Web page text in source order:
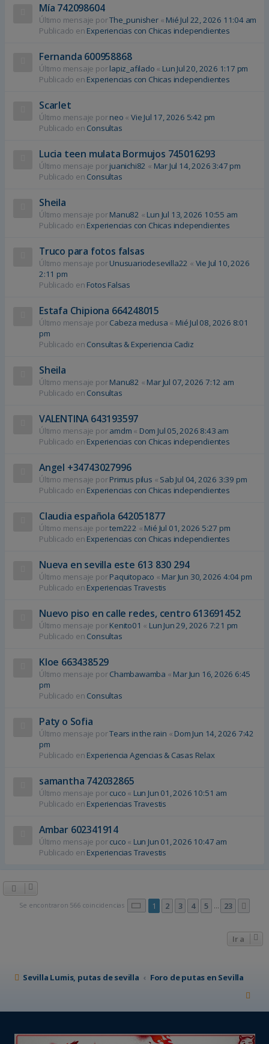
Mía 742098604
Último mensaje porThe_punisher« Mié Jul 22, 2026 11:04 am
Publicado en Experiencias con Chicas independientes
Fernanda 600958868
Último mensaje porlapiz_afilado « Lun Jul 20, 2026 1:17 pm
Publicado en Experiencias con Chicas independientes
Scarlet
Último mensaje porneo «Vie Jul 17, 2026 5:42 pm
Publicado en Consultas
Lucia teen mulata Bormujos 745016293
Último mensaje porjuanichi82 « Mar Jul 14, 2026 3:47 pm
Publicado en Consultas
Sheila
Último mensaje porManu82 « Lun Jul 13, 2026 10:55 am
Publicado en Experiencias con Chicas independientes
Truco para fotos falsas
Último mensaje porUnusuariodesevilla22 « Vie Jul 10, 2026
2:11 pm
Publicado en Fotos Falsas
Estafa Chipiona 664248015
Último mensaje porCabeza medusa « Mié Jul 08, 2026 8:01
pm
Publicado en Consultas & Experiencia Cadiz
Sheila
Último mensaje porManu82 « Mar Jul 07, 2026 7:12 am
Publicado en Consultas
VALENTINA 643193597
Último mensaje poramdm « Dom Jul 05, 2026 8:43 am
Publicado en Experiencias con Chicas independientes
Angel +34743027996
Último mensaje porPrimus pilus « Sab Jul 04, 2026 3:39 pm
Publicado en Experiencias con Chicas independientes
Claudia española 642051877
Último mensaje portem222 « Mié Jul 01, 2026 5:27 pm
Publicado en Experiencias con Chicas independientes
Nueva en sevilla este 613 830 294
Último mensaje porPaquitopaco « Mar Jun 30, 2026 4:04 pm
Publicado en Experiencias Travestis
Nuevo piso en calle redes, centro 613691452
Último mensaje porKenito01 « Lun Jun 29, 2026 7:21 pm
Publicado en Consultas
Kloe 663438529
Último mensaje porChambawamba « Mar Jun 16, 2026 6:45
pm
Publicado en Consultas
Paty o Sofia
Último mensaje porTears in the rain « Dom Jun 14, 2026 7:42
pm
Publicado en Experiencia Agencias & Casas Relax
samantha 742032865
Último mensaje porcuco « Lun Jun 01, 2026 10:51 am
Publicado en Experiencias Travestis
Ambar 602341914
Último mensaje porcuco « Lun Jun 01, 2026 10:47 am
Publicado en Experiencias Travestis
Se encontraron 566 coincidencias Página de 23
1 2 3 4 5 … 23
Ir a
Sevilla Lumis, putas de sevilla Foro de putas en Sevilla